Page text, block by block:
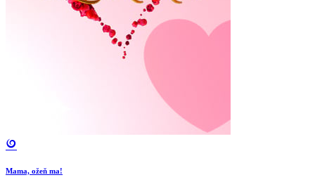
Mama, ožeň ma!